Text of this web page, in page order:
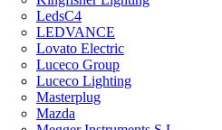
LedsC4
LEDVANCE
Lovato Electric
Luceco Group
Luceco Lighting
Masterplug
Mazda